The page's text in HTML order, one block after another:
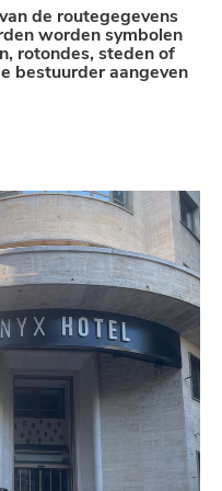
de routegegevens
worden symbolen
rotondes, steden of
bestuurder aangeven